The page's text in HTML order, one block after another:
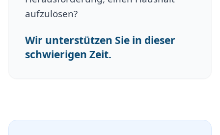
aufzulösen?
Wir unterstützen Sie in dieser
schwierigen Zeit.